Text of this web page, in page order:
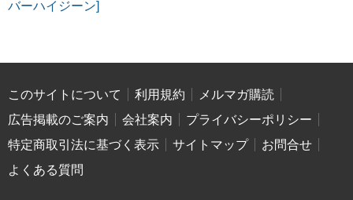
バーハイジーン]
このサイトについて 利用規約
メルマガ購読
広告掲載のご案内
会社案内
プライバシーポリシー
特定商取引法に基づく表示
サイトマップ
お問合せ
よくある質問